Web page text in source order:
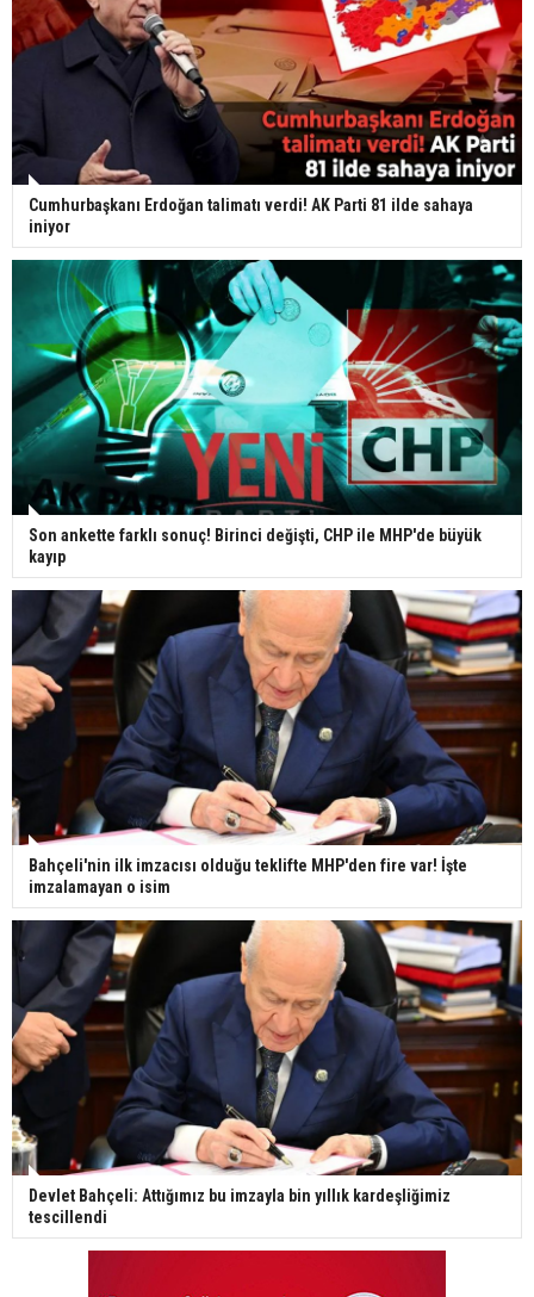
Cumhurbaşkanı Erdoğan talimatı verdi! AK Parti 81 ilde sahaya
iniyor
Son ankette farklı sonuç! Birinci değişti, CHP ile MHP'de büyük
kayıp
Bahçeli'nin ilk imzacısı olduğu teklifte MHP'den fire var! İşte
imzalamayan o isim
Devlet Bahçeli: Attığımız bu imzayla bin yıllık kardeşliğimiz
tescillendi